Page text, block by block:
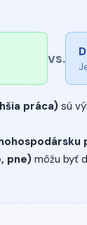
vs.
práca) sú
pne) môžu byť